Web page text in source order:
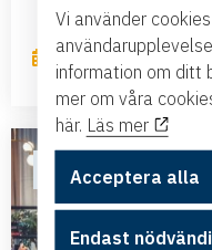
19 oktober, 2022
NYHET
Vi använder
information om ditt
mer om våra
här. Läs mer
Acceptera alla
Endast